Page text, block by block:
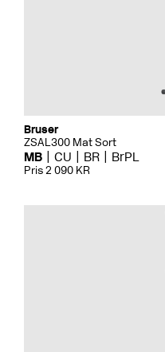
Bruser
ZSAL300 Mat Sort
MB CU BR BrPL
Pris 2 090 KR